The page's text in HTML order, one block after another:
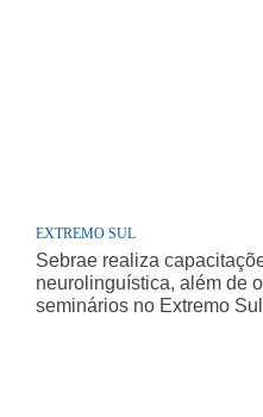
EXTREMO SUL
Sebrae realiza
neurolinguística, além de
seminários no Extremo Sul